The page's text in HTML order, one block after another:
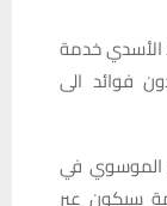
الأسدي خدمة
فوائد الى
الموسوي في
سيكون عبر